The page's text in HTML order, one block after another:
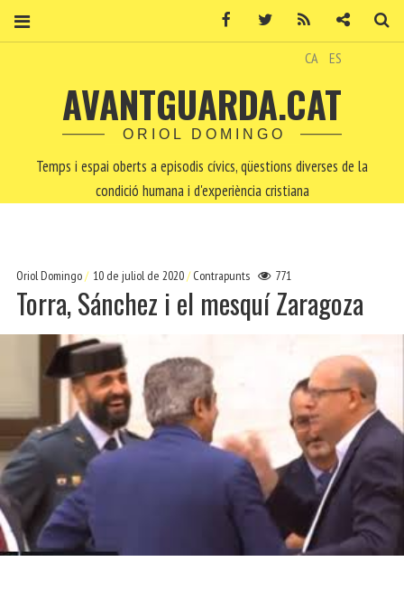
CA ES
AVANTGUARDA.CAT
ORIOL DOMINGO
Temps i espai oberts a episodis cívics, qüestions diverses de la
condició humana i d'experiència cristiana
Oriol Domingo 10 de juliol de 2020 Contrapunts 771
Torra, Sánchez i el mesquí Zaragoza
Facebook Twitter Contacte